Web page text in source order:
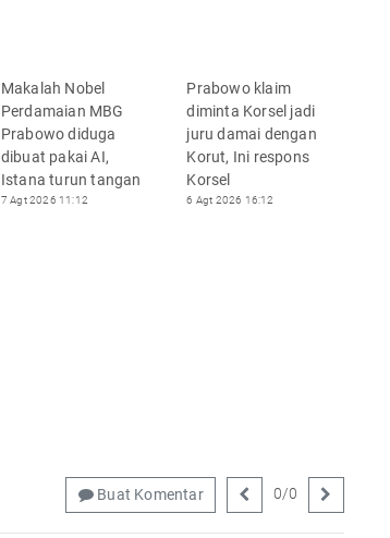
Makalah Nobel
Perdamaian MBG
Prabowo diduga
dibuat pakai AI,
Istana turun tangan
7 Agt 2026 11:12
Prabowo klaim
diminta Korsel jadi
juru damai dengan
Korut, Ini respons
Korsel
6 Agt 2026 16:12
Buat Komentar 0/0